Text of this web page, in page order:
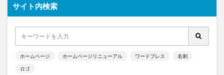
サイト内検索
ホームページ ホームページリニューアル ワードプレス 名刺
ロゴ